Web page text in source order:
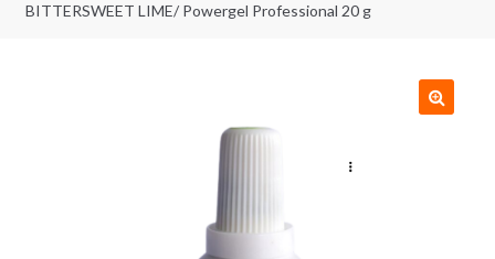
BITTERSWEET LIME/ Powergel Professional 20 g